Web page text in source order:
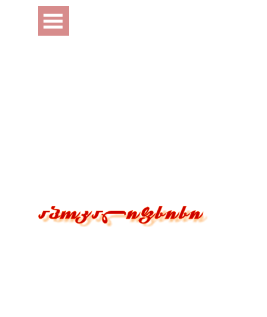
Перейти к контенту
Пропустить меню